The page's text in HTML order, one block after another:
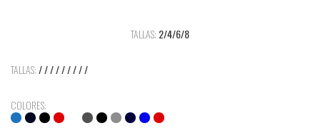
TALLAS: 2/4/6/8
TALLAS:/ / / / / / / / /
COLORES: